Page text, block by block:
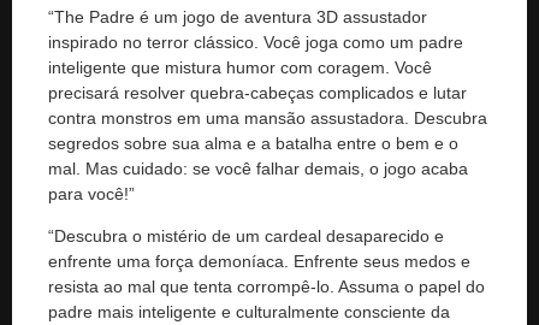
“The Padre é um jogo de aventura 3D assustador
inspirado no terror clássico. Você joga como um padre
inteligente que mistura humor com coragem. Você
precisará resolver quebra-cabeças complicados e lutar
contra monstros em uma mansão assustadora. Descubra
segredos sobre sua alma e a batalha entre o bem e o
mal. Mas cuidado: se você falhar demais, o jogo acaba
para você!”
“Descubra o mistério de um cardeal desaparecido e
enfrente uma força demoníaca. Enfrente seus medos e
resista ao mal que tenta corrompê-lo. Assuma o papel do
padre mais inteligente e culturalmente consciente da